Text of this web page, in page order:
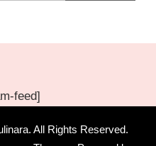
feed]
. All Rights Reserved.